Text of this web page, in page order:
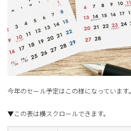
今年のセール予定はこの様になっています。